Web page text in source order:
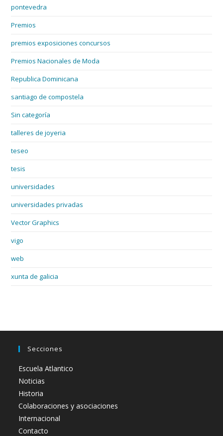
pontevedra
Premios
premios exposiciones concursos
Premios Nacionales de Moda
Republica Dominicana
santiago de compostela
Sin categoría
talleres de joyeria
teseo
tesis
universidades
universidades privadas
Vector Graphics
vigo
web
xunta de galicia
Secciones
Escuela Atlantico
Noticias
Historia
Colaboraciones y asociaciones
Internacional
Contacto